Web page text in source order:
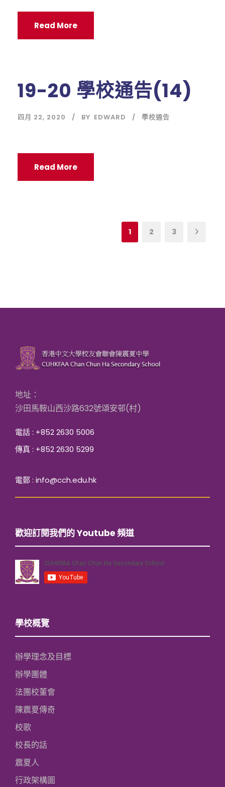
Read More
19-20 學校通告(14)
四月 22, 2020 BY EDWARD 學校通告
Read More
1 2 3
地址：
沙田馬鞍山西沙路632號頌安邨(村)
電話 : +852 2630 5006
傳真 : +852 2630 5299
電郵 : info@cch.edu.hk
歡迎訂閱我們的 Youtube 頻道
學校概覽
辦學理念及目標
辦學團體
法團校董會
陳震夏傳奇
校歌
校長的話
震夏人
行政架構圖